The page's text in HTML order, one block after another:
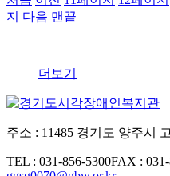
지
다음 맨끝
더보기
주소 : 11485 경기도 양주시
TEL : 031-856-5300FAX :